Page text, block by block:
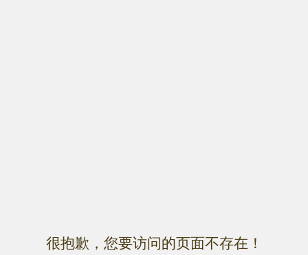
很抱歉，您要访问的页面不存在！